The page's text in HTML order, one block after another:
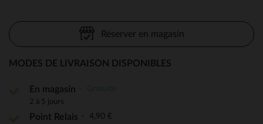
Réserver en magasin
MODES DE LIVRAISON DISPONIBLES
En magasin
2 à 5 jours
Point Relais 4,90 €